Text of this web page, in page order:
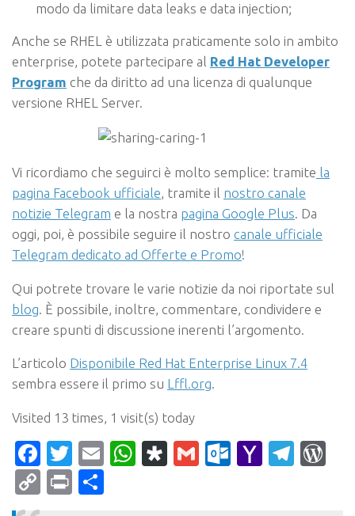
modo da limitare data leaks e data injection;
Anche se RHEL è utilizzata praticamente solo in ambito
enterprise, potete partecipare al Red Hat Developer
Program che da diritto ad una licenza di qualunque
versione RHEL Server.
Vi ricordiamo che seguirci è molto semplice: tramite la
pagina Facebook ufficiale, tramite il nostro canale
notizie Telegram e la nostra pagina Google Plus. Da
oggi, poi, è possibile seguire il nostro canale ufficiale
Telegram dedicato ad Offerte e Promo!
Qui potrete trovare le varie notizie da noi riportate sul
blog . È possibile, inoltre, commentare, condividere e
creare spunti di discussione inerenti l’argomento.
L’articolo Disponibile Red Hat Enterprise Linux 7.4
sembra essere il primo su Lffl.org.
Visited 13 times, 1 visit(s) today
Facebook
Twitter
EmailWhatsApp
Diaspora
Gmail Yahoo
CopyPrint